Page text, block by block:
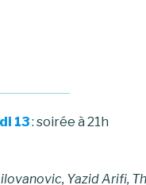
13: soirée à 21h
Yazid Arifi,